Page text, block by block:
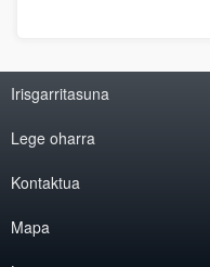
Irisgarritasuna
Lege oharra
Kontaktua
Mapa